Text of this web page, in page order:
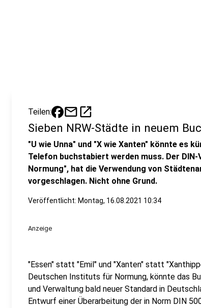
Teilen: mailopen_in_new
Sieben NRW-Städte in neuem
"U wie Unna" und "X wie Xanten" könnte es
Telefon buchstabiert werden muss. Der
Normung", hat die Verwendung von
vorgeschlagen. Nicht ohne Grund.
Veröffentlicht: Montag, 16.08.2021 10:34
Anzeige
"Essen" statt "Emil" und "Xanten" statt
Deutschen Instituts für Normung, könnte das
und Verwaltung bald neuer Standard in
Entwurf einer Überarbeitung der in Norm DIN